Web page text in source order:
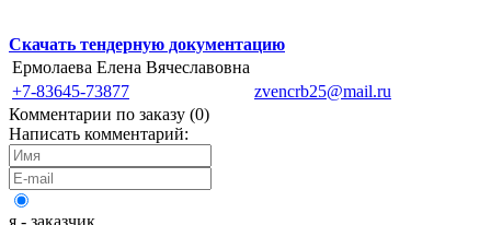
Скачать тендерную документацию
Ермолаева Елена Вячеславовна
+7-83645-73877
zvencrb25@mail.ru
Комментарии по заказу (0)
Написать комментарий:
я - заказчик